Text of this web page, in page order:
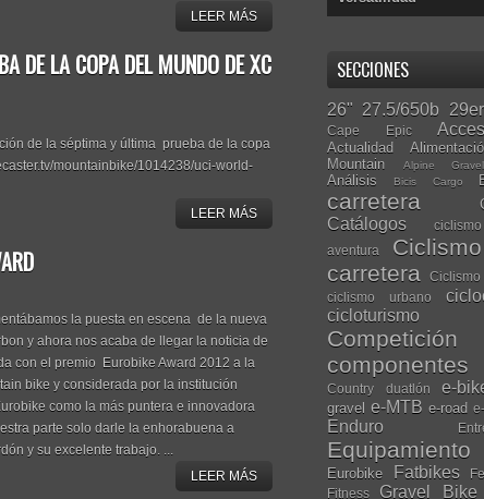
LEER MÁS
DE LA COPA DEL MUNDO DE XC
de la séptima y última prueba de la copa
mountainbike/1014238/uci-world-
LEER MÁS
la puesta en escena de la nueva
y ahora nos acaba de llegar la noticia de
con el premio Eurobike Award 2012 a la
bike y considerada por la institución
como la más puntera e innovadora
parte solo darle la enhorabuena a
y su excelente trabajo. ...
LEER MÁS
SECCIONES
26" 27.5/650b 29er
Cape Epic
Actualidad
Mountain
Alpine
Análisis Bicis Cargo
carretera
Catálogos
aventura
carretera
Ciclismo
ciclismo urbano
cicloturismo
Competición
componentes
Country duatlón e-
gravel e-MTB e-road
Enduro
Equipamiento
Eurobike Fatbikes
Fitness
Gravel Bike